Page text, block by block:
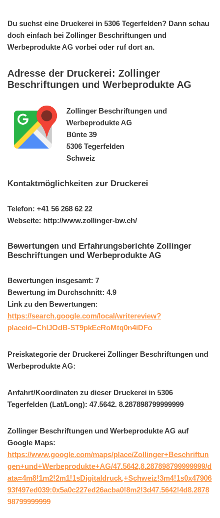
Du suchst eine Druckerei in 5306 Tegerfelden? Dann schau
doch einfach bei Zollinger Beschriftungen und
Werbeprodukte AG vorbei oder ruf dort an.
Adresse der Druckerei: Zollinger
Beschriftungen und Werbeprodukte AG
Zollinger Beschriftungen und
Werbeprodukte AG
Bünte 39
5306 Tegerfelden
Schweiz
Kontaktmöglichkeiten zur Druckerei
Telefon: +41 56 268 62 22
Webseite: http://www.zollinger-bw.ch/
Bewertungen und Erfahrungsberichte Zollinger
Beschriftungen und Werbeprodukte AG
Bewertungen insgesamt: 7
Bewertung im Durchschnitt: 4.9
Link zu den Bewertungen:
https://search.google.com/local/writereview?
placeid=ChIJOdB-ST9pkEcRoMtq0n4iDFo
Preiskategorie der Druckerei Zollinger Beschriftungen und
Werbeprodukte AG:
Anfahrt/Koordinaten zu dieser Druckerei in 5306
Tegerfelden (Lat/Long): 47.5642. 8.287898799999999
Zollinger Beschriftungen und Werbeprodukte AG auf
Google Maps:
https://www.google.com/maps/place/Zollinger+Beschriftun
gen+und+Werbeprodukte+AG/47.5642,8.287898799999999/d
ata=4m8!1m2!2m1!1sDigitaldruck,+Schweiz!3m4!1s0x47906
93f497ed039:0x5a0c227ed26acba0!8m2!3d47.5642!4d8.2878
98799999999